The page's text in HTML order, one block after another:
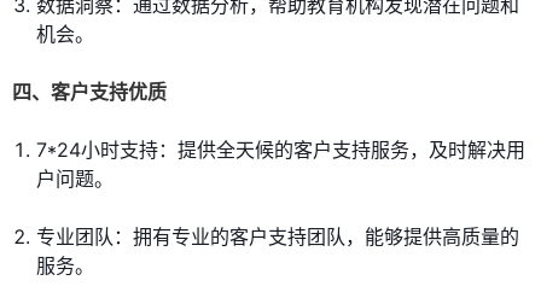
数据洞察：通过数据分析，帮助教育机构发现潜在问题和
机会。
四、客户支持优质
7*24小时支持：提供全天候的客户支持服务，及时解决用
户问题。
专业团队：拥有专业的客户支持团队，能够提供高质量的
服务。